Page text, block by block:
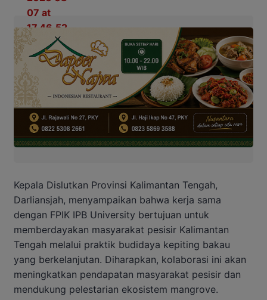
Kepala Dislutkan Provinsi Kalimantan Tengah,
Darliansjah, menyampaikan bahwa kerja sama
dengan FPIK IPB University bertujuan untuk
memberdayakan masyarakat pesisir Kalimantan
Tengah melalui praktik budidaya kepiting bakau
yang berkelanjutan. Diharapkan, kolaborasi ini akan
meningkatkan pendapatan masyarakat pesisir dan
mendukung pelestarian ekosistem mangrove.